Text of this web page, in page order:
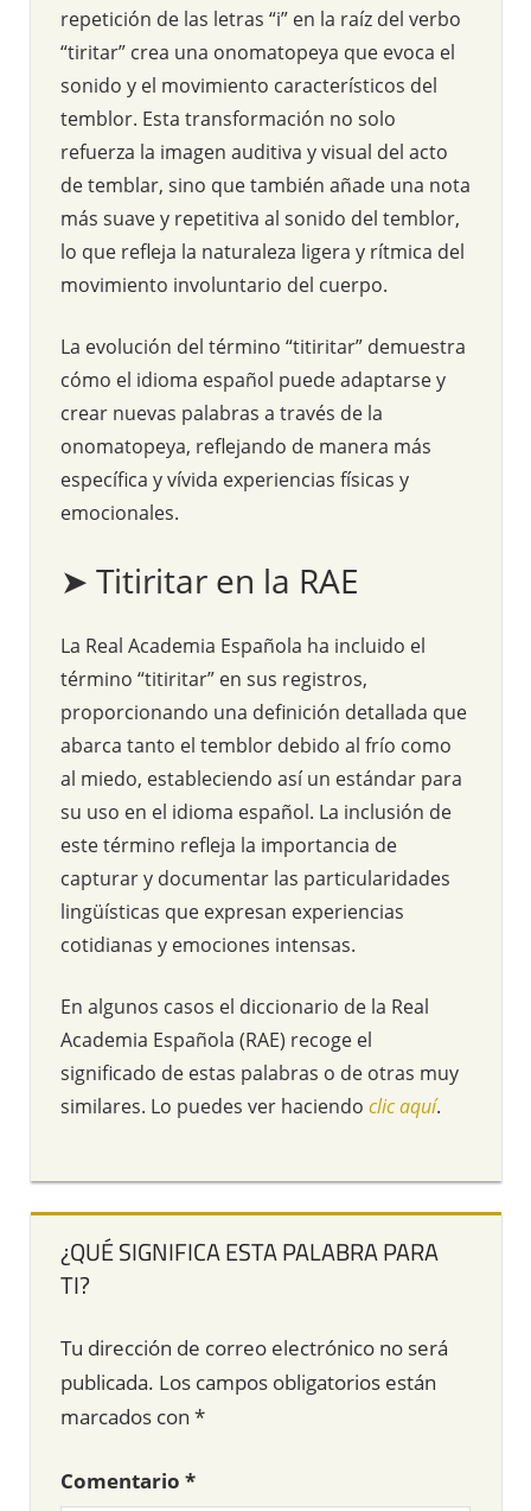
repetición de las letras “i” en la raíz del verbo
“tiritar” crea una onomatopeya que evoca el
sonido y el movimiento característicos del
temblor. Esta transformación no solo
refuerza la imagen auditiva y visual del acto
de temblar, sino que también añade una nota
más suave y repetitiva al sonido del temblor,
lo que refleja la naturaleza ligera y rítmica del
movimiento involuntario del cuerpo.
La evolución del término “titiritar” demuestra
cómo el idioma español puede adaptarse y
crear nuevas palabras a través de la
onomatopeya, reflejando de manera más
específica y vívida experiencias físicas y
emocionales.
➤ Titiritar en la RAE
La Real Academia Española ha incluido el
término “titiritar” en sus registros,
proporcionando una definición detallada que
abarca tanto el temblor debido al frío como
al miedo, estableciendo así un estándar para
su uso en el idioma español. La inclusión de
este término refleja la importancia de
capturar y documentar las particularidades
lingüísticas que expresan experiencias
cotidianas y emociones intensas.
En algunos casos el diccionario de la Real
Academia Española (RAE) recoge el
significado de estas palabras o de otras muy
similares. Lo puedes ver haciendo clic aquí.
¿QUÉ SIGNIFICA ESTA PALABRA PARA
TI?
Tu dirección de correo electrónico no será
publicada. Los campos obligatorios están
marcados con *
Comentario *